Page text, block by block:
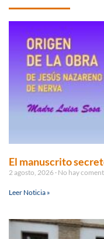
El manuscrito
2 agosto, 2026 No hay
Leer Noticia »